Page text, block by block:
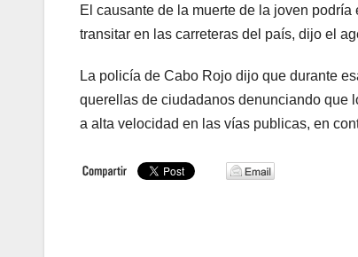
El causante de la muerte de la joven
transitar en las carreteras del país, dijo el
La policía de Cabo Rojo dijo que durante
querellas de ciudadanos denunciando que
a alta velocidad en las vías publicas, en